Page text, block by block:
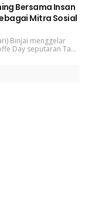
Bersama Insan
Mitra Sosial
Binjai menggelar
Day seputaran Ta...